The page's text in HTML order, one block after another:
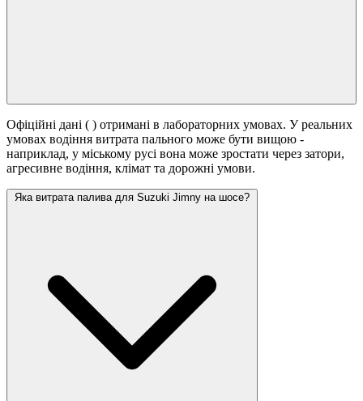
Офіційні дані ( ) отримані в лабораторних умовах. У реальних
умовах водіння витрата пального може бути вищою -
наприклад, у міському русі вона може зростати через затори,
агресивне водіння, клімат та дорожні умови.
Яка витрата палива для Suzuki Jimny на шосе?